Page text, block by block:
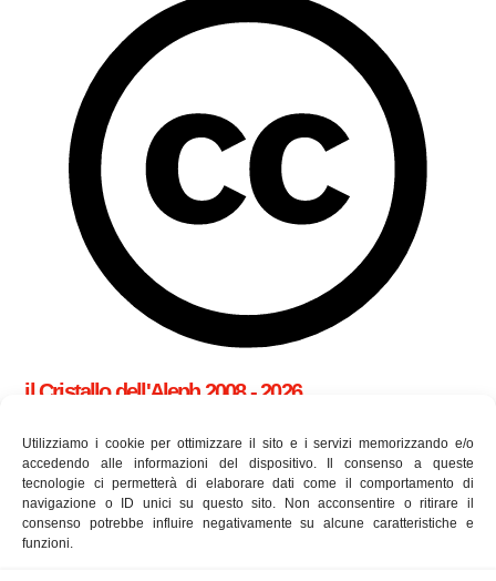
Utilizziamo i cookie per ottimizzare il sito e i servizi memorizzando e/o
accedendo alle informazioni del dispositivo. Il consenso a queste
tecnologie ci permetterà di elaborare dati come il comportamento di
navigazione o ID unici su questo sito. Non acconsentire o ritirare il
consenso potrebbe influire negativamente su alcune caratteristiche e
funzioni.
il Cristallo dell'Aleph 2008 - 2026
cookie policy (UE)
Utilizziamo i cookie per essere sicuri che tu possa avere la
migliore esperienza sul nostro sito. Se continui ad utilizzare